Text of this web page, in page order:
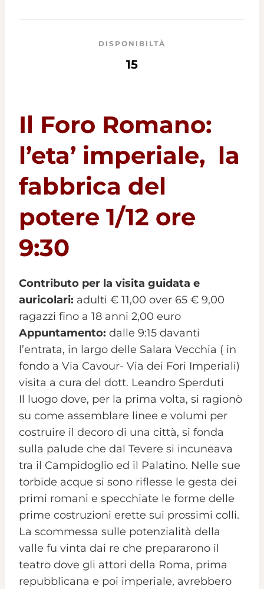
DISPONIBILTÀ
15
Il Foro Romano:
l’eta’ imperiale, la
fabbrica del
potere 1/12 ore
9:30
Contributo per la visita guidata e
auricolari: adulti € 11,00 over 65 € 9,00
ragazzi fino a 18 anni 2,00 euro
Appuntamento: dalle 9:15 davanti
l’entrata, in largo delle Salara Vecchia ( in
fondo a Via Cavour- Via dei Fori Imperiali)
visita a cura del dott. Leandro Sperduti
Il luogo dove, per la prima volta, si ragionò
su come assemblare linee e volumi per
costruire il decoro di una città, si fonda
sulla palude che dal Tevere si incuneava
tra il Campidoglio ed il Palatino. Nelle sue
torbide acque si sono riflesse le gesta dei
primi romani e specchiate le forme delle
prime costruzioni erette sui prossimi colli.
La scommessa sulle potenzialità della
valle fu vinta dai re che prepararono il
teatro dove gli attori della Roma, prima
repubblicana e poi imperiale, avrebbero